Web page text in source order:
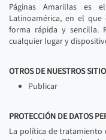
Páginas Amarillas es
Latinoamérica, en el
forma rápida y sencilla.
cualquier lugar y
OTROS DE NUESTROS
Publicar
PROTECCIÓN DE DATOS
La política de tratamiento